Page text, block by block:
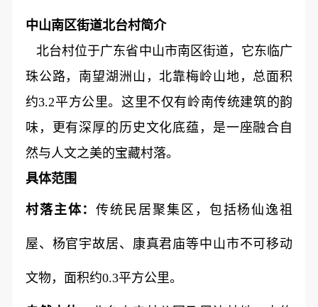
中山南区街道北台村简介
北台村位于广东省中山市南区街道，它东临广
珠公路，南望湖洲山，北靠梅岭山地，总面积
约3.2平方公里。这里不仅有岭南传统建筑的韵
味，更有深厚的历史文化底蕴，是一座融合自
然与人文之美的宝藏村落。
具体范围
村落主体：传统民居聚集区，包括杨仙逸祖
屋、杨官宇故居、康真君庙等中山市不可移动
文物，面积约0.3平方公里。